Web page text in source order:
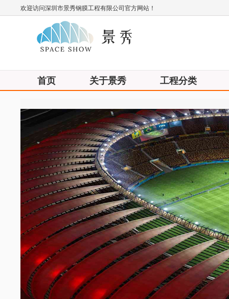
欢迎访问深圳市景秀钢膜工程有限公司官方网站！
首页 关于景秀 工程分类